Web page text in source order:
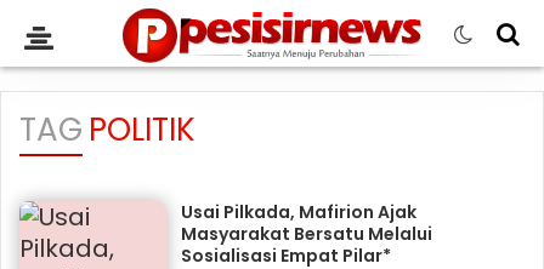
TAG POLITIK
Usai Pilkada, Mafirion Ajak
Masyarakat Bersatu Melalui
Sosialisasi Empat Pilar*